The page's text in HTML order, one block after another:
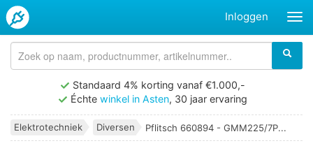
Inloggen
Standaard 4% korting vanaf €1.000,-
Échte winkel in Asten, 30 jaar ervaring
Elektrotechniek Diversen Pflitsch 660894 - GMM225/7P...